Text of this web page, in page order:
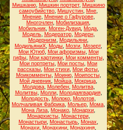
Мишканю, Мишкин портрет, Мишкино
самоубийство Мишустин Мне
Мнение, Мнение о Гафурове,
Многочлен Мобилизация
Мобильник Моген-Дувид Мода
Модель, Модератор, Модерн,
Модернизм
Модильяни
МодильяниХ Моды Мозги Мозерт,
Мои Ютюб, Мои афоризмы, Мои
гифы, Мои картинки, Мои комменты,
Мои портреты Мои посты Мои
рассказы Мои стихи Мои фоты
Моикомменты, Моиню, Моипосты,
Мой дневник Мойша Мокрица
Молдова, Молебен, Молитва,
Молитвы, Молли, Молодаягвардия,
Молодость, Молоко, Молотов,
Молчаливая Фабрика Мольер Мома
Мона Лиза Монако Монархи
Монархисты, Монастери,
Монастыри Монастырь Монах
Монахи Монахини Монахиня